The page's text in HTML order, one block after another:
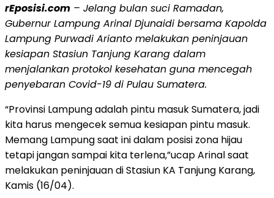
rEposisi.com – Jelang bulan suci Ramadan,
Gubernur Lampung Arinal Djunaidi bersama Kapolda
Lampung Purwadi Arianto melakukan peninjauan
kesiapan Stasiun Tanjung Karang dalam
menjalankan protokol kesehatan guna mencegah
penyebaran Covid-19 di Pulau Sumatera.
“Provinsi Lampung adalah pintu masuk Sumatera, jadi
kita harus mengecek semua kesiapan pintu masuk.
Memang Lampung saat ini dalam posisi zona hijau
tetapi jangan sampai kita terlena,”ucap Arinal saat
melakukan peninjauan di Stasiun KA Tanjung Karang,
Kamis (16/04).